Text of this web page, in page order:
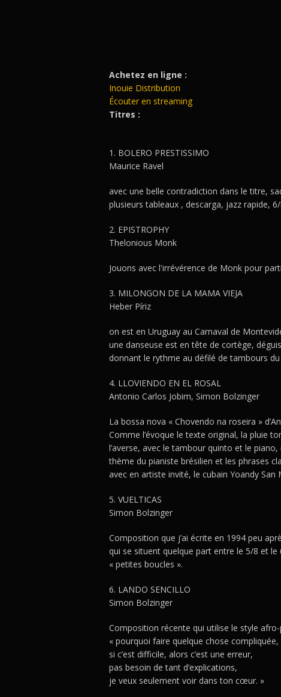
Achetez en ligne :
Inouie Distribution
Écouter en streaming
Titres :
1. BOLERO PRESTISSIMO
Maurice Ravel
avec une belle contradiction dans le titre,
plusieurs tableaux , descarga, jazz rapide,
2. EPISTROPHY
Thelonious Monk
Jouons avec l'irrévérence de Monk pour
3. MILONGON DE LA MAMA VIEJA
Heber Píriz
on est en Uruguay au Carnaval de
une danseuse est en tête de cortège,
donnant le rythme au défilé de tambours
4. LLOVIENDO EN EL ROSAL
Antonio Carlos Jobim, Simon Bolzinger
La bossa nova « Chovendo na roseira »
Comme l’évoque le texte original, la pluie
l’averse, avec le tambour quinto et le
thème du pianiste brésilien et les phrases
avec en artiste invité, le cubain Yoandy
5. VUELTICAS
Simon Bolzinger
Composition que j’ai écrite en 1994 peu
qui se situent quelque part entre le 5/8 et le
« petites boucles ».
6. LANDO SENCILLO
Simon Bolzinger
Composition récente qui utilise le style
« pourquoi faire quelque chose compliquée,
si c’est difficile, alors c’est une erreur,
pas besoin de tant d’explications,
je veux seulement voir dans ton cœur. »